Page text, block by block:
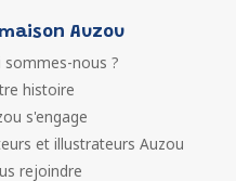
Auzou
sommes-nous ?
histoire
s'engage
et illustrateurs Auzou
rejoindre